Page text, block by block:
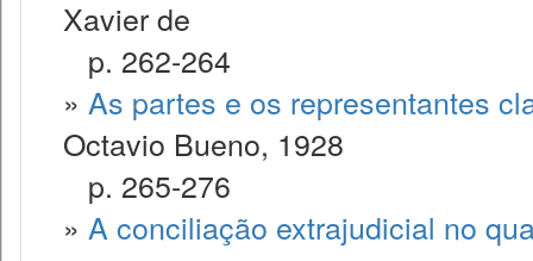
Xavier de
p. 262-264
» As partes e os representantes
Octavio Bueno, 1928
p. 265-276
» A conciliação extrajudicial no